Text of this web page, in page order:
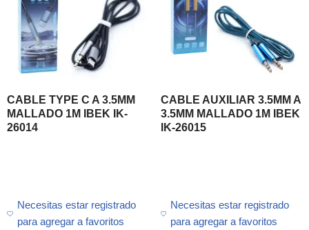
CABLE TYPE C A 3.5MM
MALLADO 1M IBEK IK-
26014
Necesitas estar registrado
para agregar a favoritos
CABLE AUXILIAR 3.5MM A
3.5MM MALLADO 1M IBEK
IK-26015
Necesitas estar registrado
para agregar a favoritos